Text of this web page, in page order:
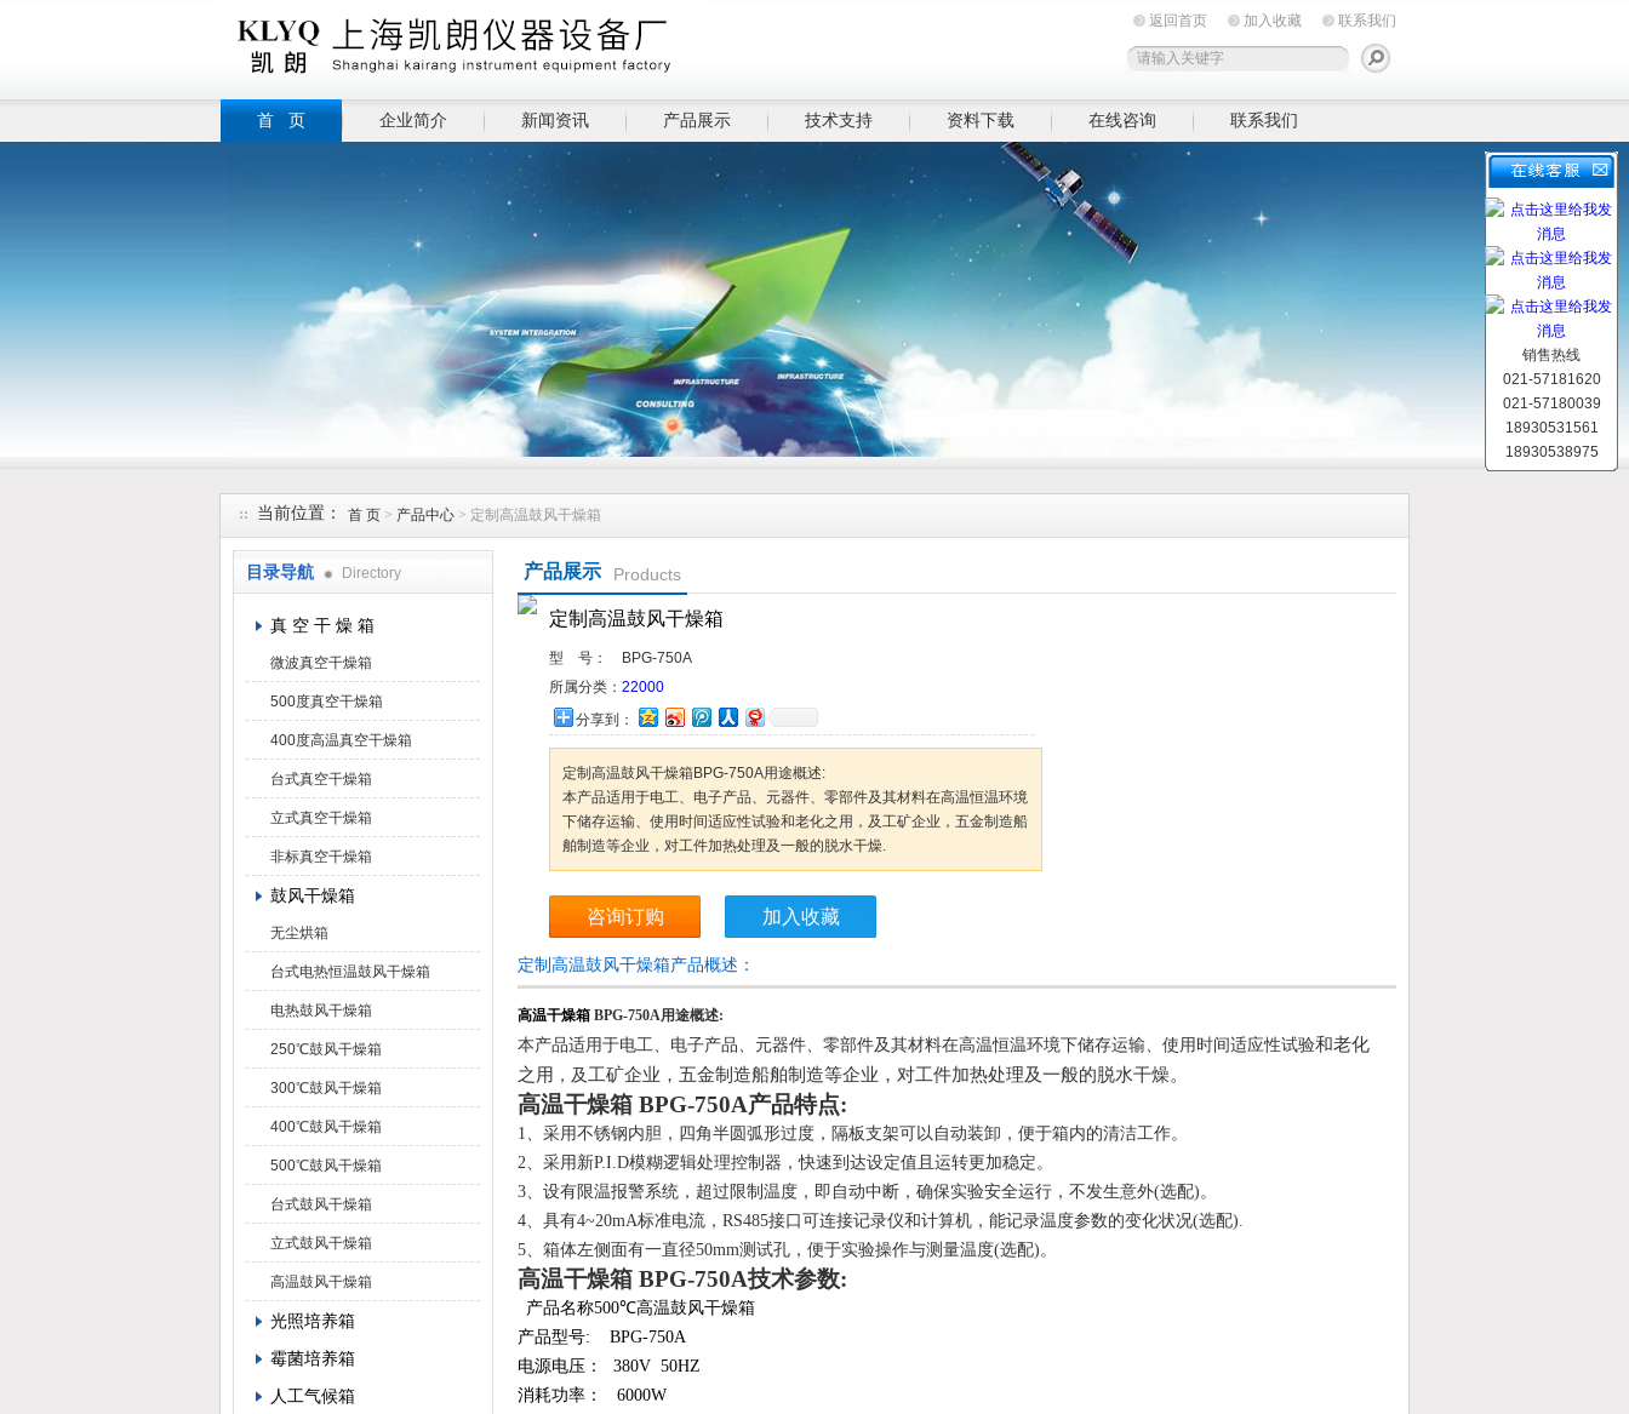
返回首页 加入收藏 联系我们
首 页 企业简介 新闻资讯 产品展示 技术支持 资料下载 在线咨询 联系我们
当前位置： 首 页 > 产品中心 > 定制高温鼓风干燥箱
目录导航 Directory
真 空 干 燥 箱
微波真空干燥箱
500度真空干燥箱
400度高温真空干燥箱
台式真空干燥箱
立式真空干燥箱
非标真空干燥箱
鼓风干燥箱
无尘烘箱
台式电热恒温鼓风干燥箱
电热鼓风干燥箱
250℃鼓风干燥箱
300℃鼓风干燥箱
400℃鼓风干燥箱
500℃鼓风干燥箱
台式鼓风干燥箱
立式鼓风干燥箱
高温鼓风干燥箱
光照培养箱
霉菌培养箱
人工气候箱
产品展示 Products
定制高温鼓风干燥箱
型 号：
BPG-750A
所属分类： 22000
分享到：
定制高温鼓风干燥箱BPG-750A用途概述:
本产品适用于电工、电子产品、元器件、零部件及其材料在高温恒温环境
下储存运输、使用时间适应性试验和老化之用，及工矿企业，五金制造船
舶制造等企业，对工件加热处理及一般的脱水干燥.
咨询订购 加入收藏
定制高温鼓风干燥箱产品概述：
高温干燥箱 BPG-750A用途概述:
本产品适用于电工、电子产品、元器件、零部件及其材料在高温恒温环境下储存运输、使用时间适应性试验和老化
之用 ，及 工矿企业，五金制造船舶制造等企业，对工件加热处理及一般的脱水干燥。
高温干燥箱 BPG-750A产品特点:
1、采用不锈钢内胆，四角半圆弧形过度，隔板支架可以自动装卸，便于箱内的清洁工作。
2、采用新P.I.D模糊逻辑处理控制器，快速到达设定值且运转更加稳定。
3、设有限温报警系统，超过限制温度，即自动中断，确保实验安全运行，不发生意外(选配)。
4、具有4~20mA标准电流， RS485接口可连接记录仪和计算机，能记录温度参数的变化状况(选配).
5、箱体左侧面有一直径50mm测试孔，便于实验操作与测量温度(选配)。
高温干燥箱 BPG-750A技术参数:
产品名称500℃高温鼓风干燥箱
产品型号: BPG-750A
电源电压 ：
380V 50HZ
消耗功率 ：
6000W
销售热线
021-57181620
021-57180039
18930531561
18930538975